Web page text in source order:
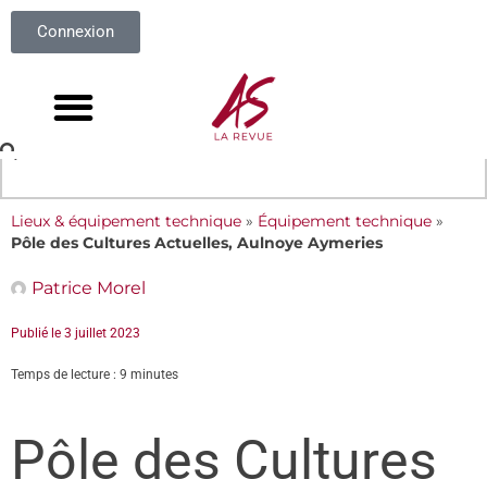
Connexion
Lieux & équipement technique » Équipement technique »
Pôle des Cultures Actuelles, Aulnoye Aymeries
Patrice Morel
Publié le 3 juillet 2023
Temps de lecture : 9 minutes
Pôle des Cultures